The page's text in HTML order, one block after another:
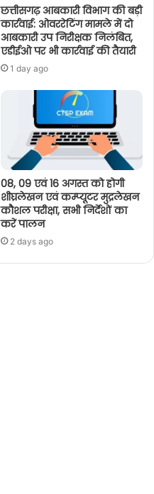
छत्तीसगढ़ आबकारी विभाग की बड़ी
कार्रवाई: ओवररेटिंग मामले में दो
आबकारी उप निरीक्षक निलंबित,
एडीईओ पर भी कार्रवाई की तैयारी
1 day ago
08, 09 एवं 16 अगस्त को होगी
शीघ्रलेखन एवं कम्प्यूटर मुद्रलेखन
कौशल परीक्षा, सभी निर्देशों का
करें पालन
2 days ago